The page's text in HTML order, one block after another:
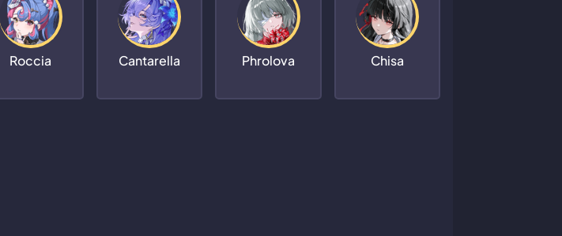
Roccia Cantarella Phrolova Chisa